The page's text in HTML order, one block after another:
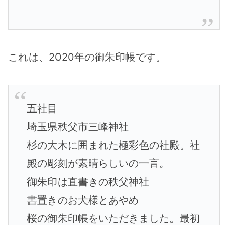
これは、2020年の御朱印帳です。
五社目
埼玉県秩父市三峰神社
杉の大木に囲まれた極彩色の社殿。社
殿の彫刻が素晴らしいの一言。
御朱印は直書きの秩父神社
書置きのお犬様とあやめ
桜の御朱印帳をいただきました。最初